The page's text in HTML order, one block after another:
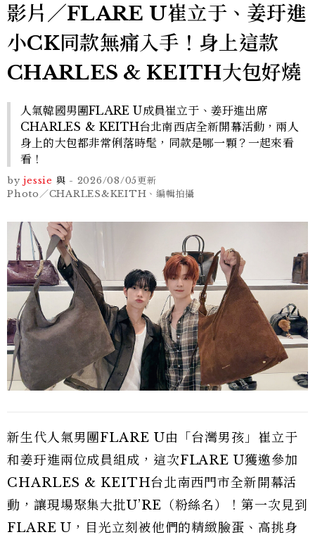
影片／FLARE U崔立于、姜玗進
小CK同款無痛入手！身上這款
CHARLES & KEITH大包好燒
人氣韓國男團FLARE U成員崔立于、姜玗進出席
CHARLES & KEITH台北南西店全新開幕活動，兩人
身上的大包都非常俐落時髦，同款是哪一顆？一起來看
看！
by jessie 與 - 2026/08/05更新
Photo／CHARLES&KEITH、編輯拍攝
新生代人氣男團FLARE U由「台灣男孩」崔立于
和姜玗進兩位成員組成，這次FLARE U獲邀參加
CHARLES & KEITH台北南西門市全新開幕活
動，讓現場聚集大批U’RE（粉絲名）！第一次見到
FLARE U，目光立刻被他們的精緻臉蛋、高挑身